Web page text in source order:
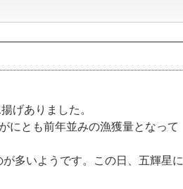
げありました。
にとも前年並みの漁獲量となって
多いようです。この日、五輝星に